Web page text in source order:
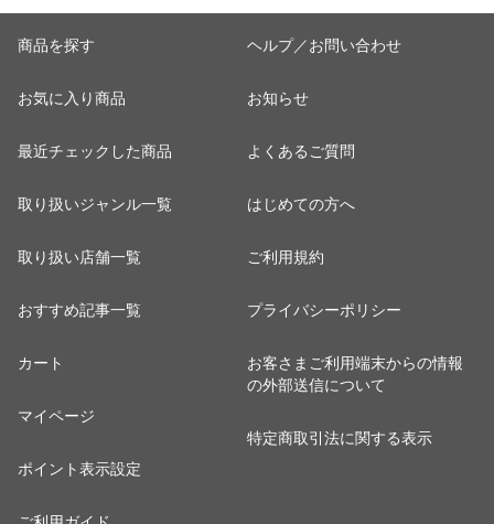
商品を探す
お気に入り商品
最近チェックした商品
取り扱いジャンル一覧
取り扱い店舗一覧
おすすめ記事一覧
カート
マイページ
ポイント表示設定
ヘルプ／お問い合わせ
お知らせ
よくあるご質問
はじめての方へ
ご利用規約
プライバシーポリシー
お客さまご利用端末からの情報
の外部送信について
特定商取引法に関する表示